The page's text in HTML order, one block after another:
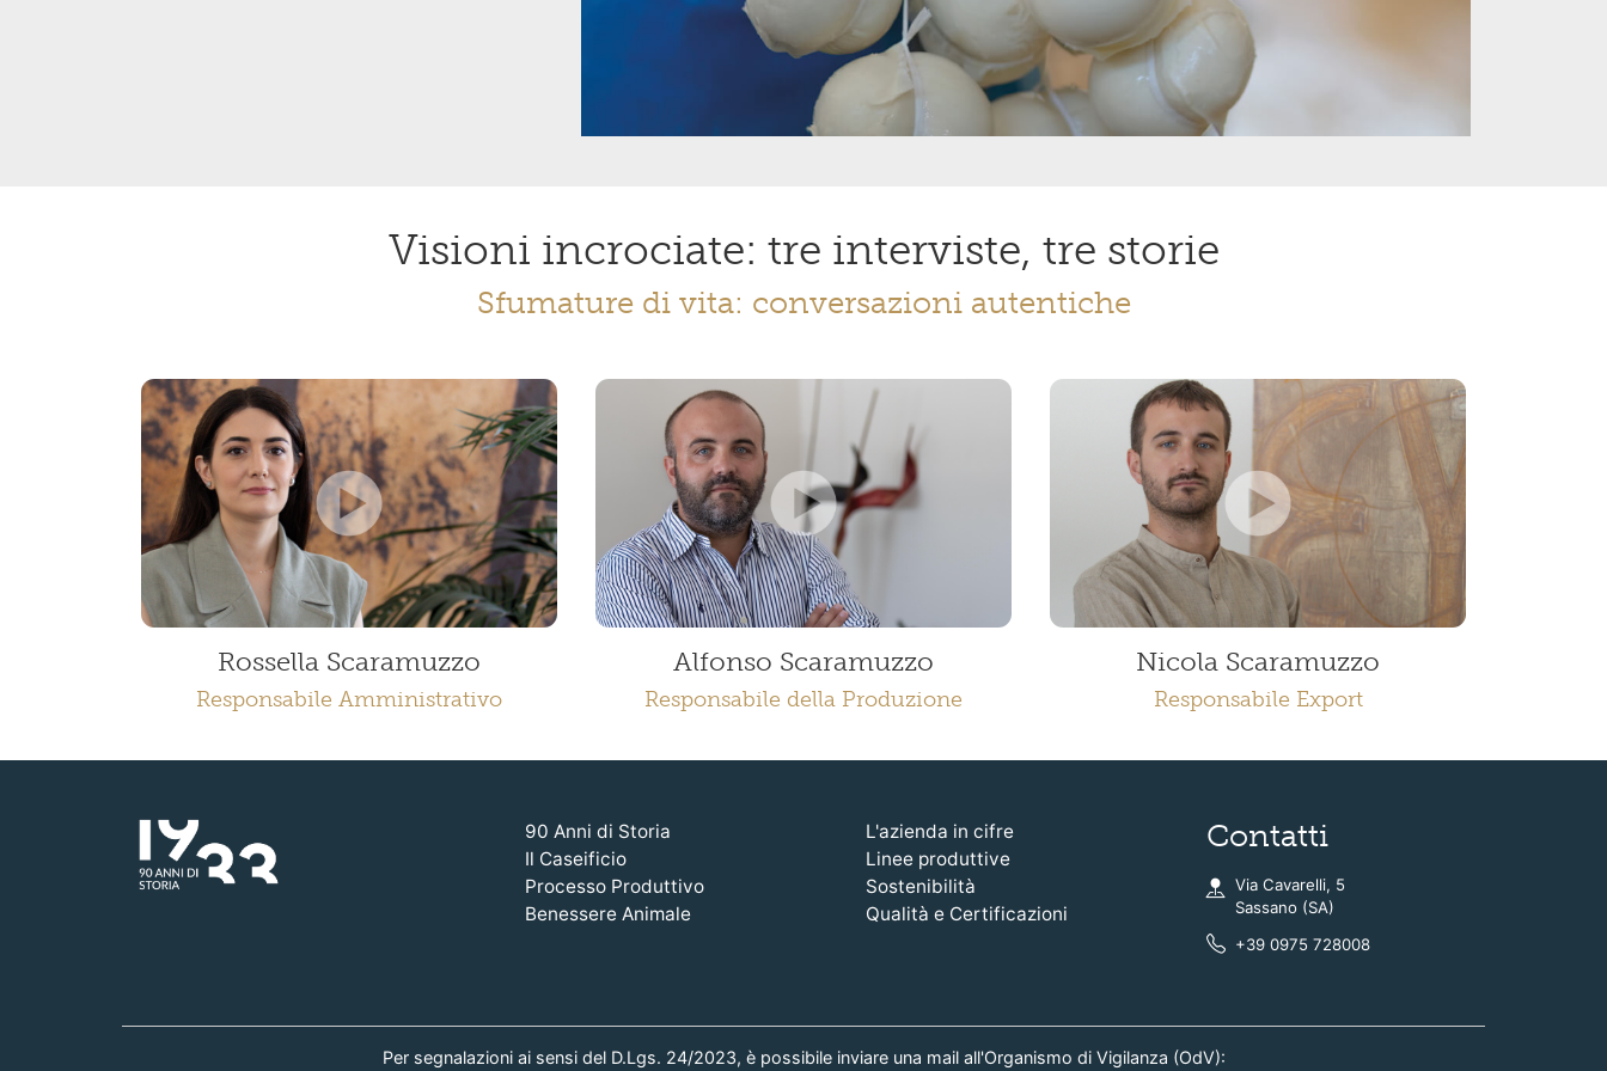
Visioni incrociate: tre interviste, tre storie
Sfumature di vita: conversazioni autentiche
Rossella Scaramuzzo
Responsabile Amministrativo
Alfonso Scaramuzzo
Responsabile della Produzione
Nicola Scaramuzzo
Responsabile Export
90 Anni di Storia
Il Caseificio
Processo Produttivo
Benessere Animale
L'azienda in cifre
Linee produttive
Sostenibilità
Qualità e Certificazioni
Contatti
Via Cavarelli, 5
Sassano (SA)
+39 0975 728008
Per segnalazioni ai sensi del D.Lgs. 24/2023, è possibile inviare una mail all'Organismo di Vigilanza (OdV):